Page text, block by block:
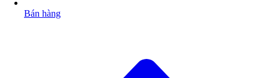
Bán hàng